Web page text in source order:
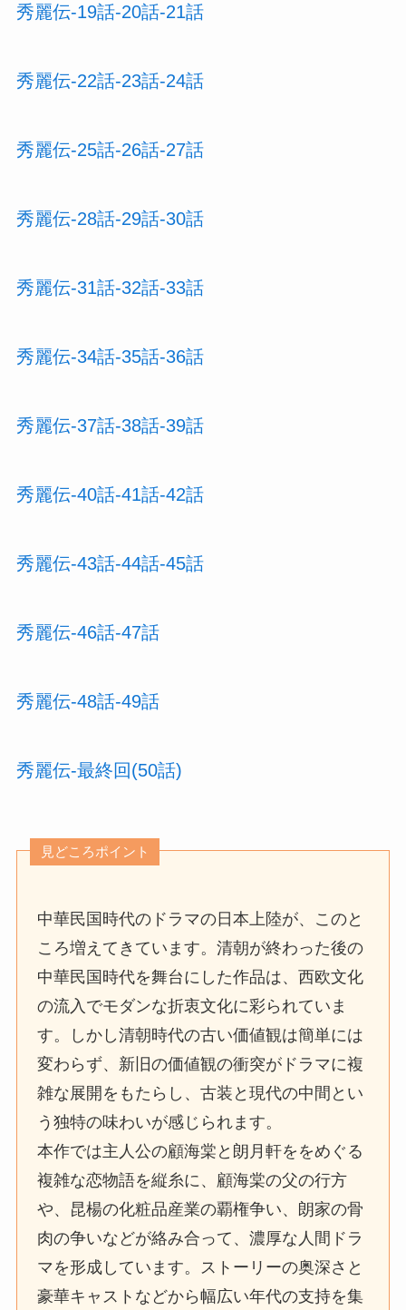
秀麗伝-19話-20話-21話
秀麗伝-22話-23話-24話
秀麗伝-25話-26話-27話
秀麗伝-28話-29話-30話
秀麗伝-31話-32話-33話
秀麗伝-34話-35話-36話
秀麗伝-37話-38話-39話
秀麗伝-40話-41話-42話
秀麗伝-43話-44話-45話
秀麗伝-46話-47話
秀麗伝-48話-49話
秀麗伝-最終回(50話)
見どころポイント
中華民国時代のドラマの日本上陸が、このと
ころ増えてきています。清朝が終わった後の
中華民国時代を舞台にした作品は、西欧文化
の流入でモダンな折衷文化に彩られていま
す。しかし清朝時代の古い価値観は簡単には
変わらず、新旧の価値観の衝突がドラマに複
雑な展開をもたらし、古装と現代の中間とい
う独特の味わいが感じられます。
本作では主人公の顧海棠と朗月軒ををめぐる
複雑な恋物語を縦糸に、顧海棠の父の行方
や、昆楊の化粧品産業の覇権争い、朗家の骨
肉の争いなどが絡み合って、濃厚な人間ドラ
マを形成しています。ストーリーの奥深さと
豪華キャストなどから幅広い年代の支持を集